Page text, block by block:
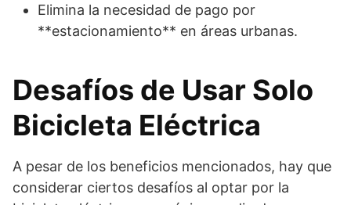
Elimina la necesidad de pago por
**estacionamiento** en áreas urbanas.
Desafíos de Usar Solo
Bicicleta Eléctrica
A pesar de los beneficios mencionados, hay que
considerar ciertos desafíos al optar por la